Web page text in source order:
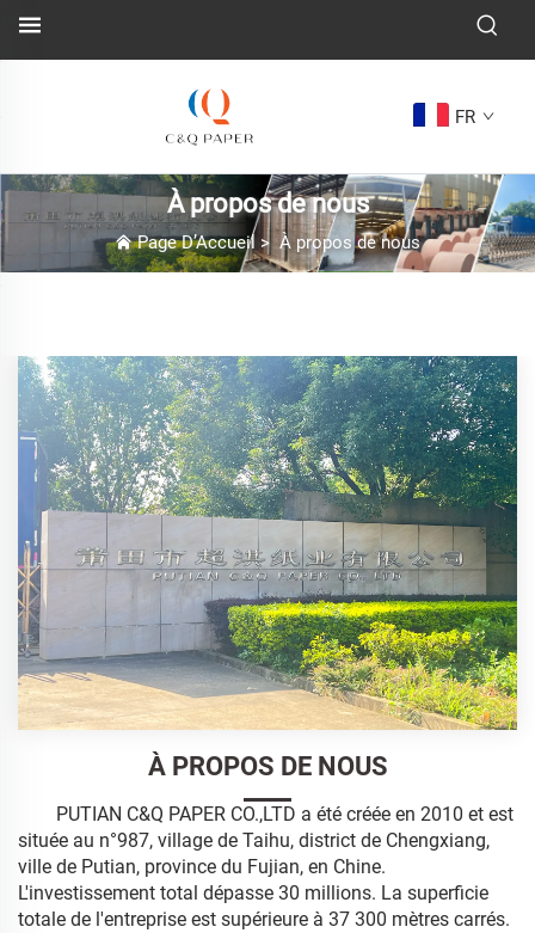
FR
À propos de nous
Page D’Accueil >À propos de nous
À PROPOS DE NOUS
PUTIAN C&Q PAPER CO.,LTD a été créée en 2010 et est
située au n°987, village de Taihu, district de Chengxiang,
ville de Putian, province du Fujian, en Chine.
L'investissement total dépasse 30 millions. La superficie
totale de l'entreprise est supérieure à 37 300 mètres carrés.